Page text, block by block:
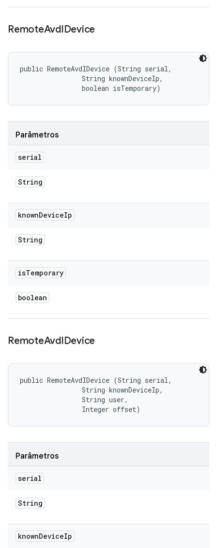
RemoteAvdIDevice
public RemoteAvdIDevice (String serial,
                String knownDeviceIp,
                boolean isTemporary)
Parâmetros
serial
String
knownDeviceIp
String
isTemporary
boolean
RemoteAvdIDevice
public RemoteAvdIDevice (String serial,
                String knownDeviceIp,
                String user,
                Integer offset)
Parâmetros
serial
String
knownDeviceIp